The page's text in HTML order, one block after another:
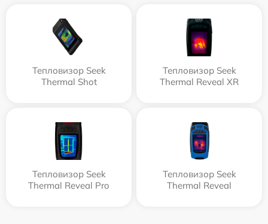
Тепловизор Seek
Thermal Shot
Тепловизор Seek
Thermal Reveal XR
Тепловизор Seek
Thermal Reveal Pro
Тепловизор Seek
Thermal Reveal